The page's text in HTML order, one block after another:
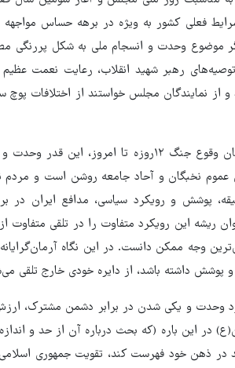
فعلی کشور به ویژه در برهه حساس
موضوع وحدت و انسجام ملی به شکل پررنگی
رهبر شهید انقلاب، رعایت نعمت
و از نمایندگان مجلس خواستند از اختلافات
اینکه چرا به ویژه از زمان وقوع جنگ ۱۲روزه
عموم نخبگان و آحاد جامعه روشن است و
پوشش و رویکرد سیاسی، مدافع ایران در
ریشه این رویکرد متفاوت را در تلقی متفاوت
وجه ممکن دانست. در این نگاه
پوشش داشته باشد، از دایره خودی خارج تلقی
وحدت و یکی شدن در برابر دشمن مشترک،
در این باره (که بحث درباره آن از حد و
در ذهن خود فهرست کند، تقویت جمهوری اسلامی